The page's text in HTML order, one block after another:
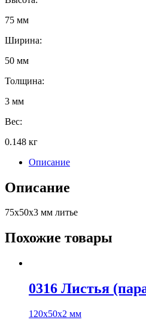
75 мм
Ширина:
50 мм
Толщина:
3 мм
Вес:
0.148 кг
Описание
Описание
75х50х3 мм литье
Похожие товары
0316 Листья
120х50х2 мм